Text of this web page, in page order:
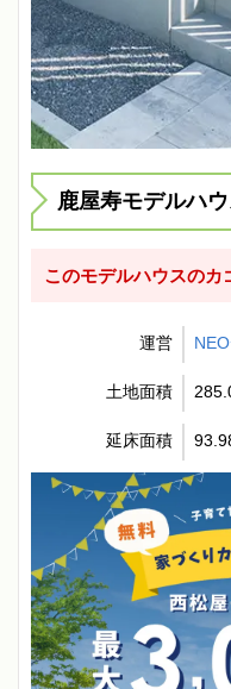
鹿屋寿モデルハ
このモデルハウスのカ
運営
土地面積
延床面積